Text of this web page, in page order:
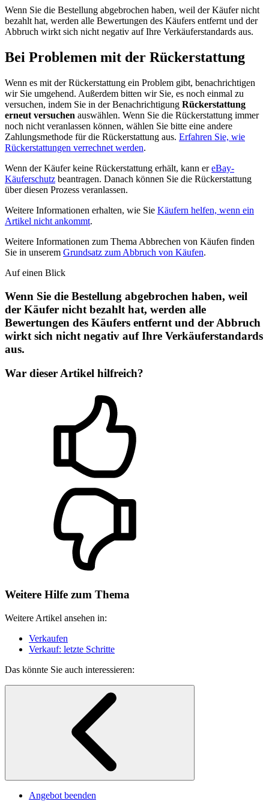
Wenn Sie die Bestellung abgebrochen haben, weil der Käufer nicht
bezahlt hat, werden alle Bewertungen des Käufers entfernt und der
Abbruch wirkt sich nicht negativ auf Ihre Verkäuferstandards aus.
Bei Problemen mit der Rückerstattung
Wenn es mit der Rückerstattung ein Problem gibt, benachrichtigen
wir Sie umgehend. Außerdem bitten wir Sie, es noch einmal zu
versuchen, indem Sie in der Benachrichtigung Rückerstattung
erneut versuchen auswählen. Wenn Sie die Rückerstattung immer
noch nicht veranlassen können, wählen Sie bitte eine andere
Zahlungsmethode für die Rückerstattung aus. Erfahren Sie, wie
Rückerstattungen verrechnet werden.
Wenn der Käufer keine Rückerstattung erhält, kann ereBay-
Käuferschutz beantragen. Danach können Sie die Rückerstattung
über diesen Prozess veranlassen.
Weitere Informationen erhalten, wie Sie Käufern helfen, wenn ein
Artikel nicht ankommt.
Weitere Informationen zum Thema Abbrechen von Käufen finden
Sie in unserem Grundsatz zum Abbruch von Käufen.
Auf einen Blick
Wenn Sie die Bestellung abgebrochen haben, weil
der Käufer nicht bezahlt hat, werden alle
Bewertungen des Käufers entfernt und der Abbruch
wirkt sich nicht negativ auf Ihre Verkäuferstandards
aus.
War dieser Artikel hilfreich?
Weitere Hilfe zum Thema
Weitere Artikel ansehen in:
Verkaufen
Verkauf: letzte Schritte
Das könnte Sie auch interessieren:
Angebot beenden